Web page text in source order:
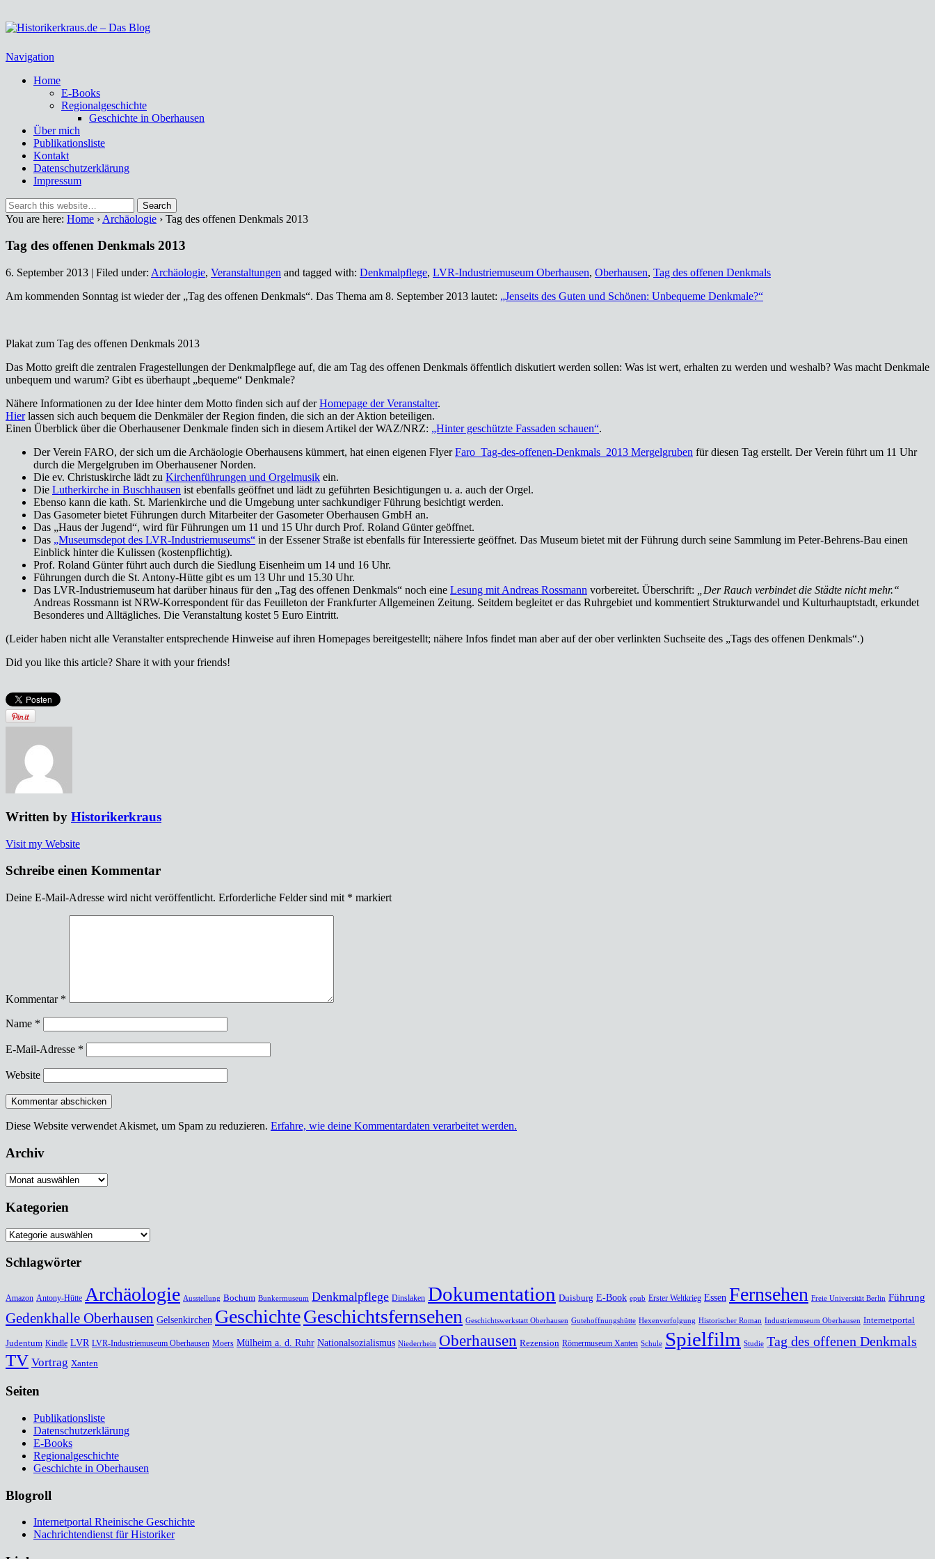
Navigation
Home
E-Books
Regionalgeschichte
Geschichte in Oberhausen
Über mich
Publikationsliste
Kontakt
Datenschutzerklärung
Impressum
You are here: Home › Archäologie › Tag des offenen Denkmals 2013
Tag des offenen Denkmals 2013
6. September 2013 | Filed under: Archäologie, Veranstaltungen and tagged with: Denkmalpflege, LVR-Industriemuseum Oberhausen, Oberhausen, Tag des offenen Denkmals
Am kommenden Sonntag ist wieder der „Tag des offenen Denkmals“. Das Thema am 8. September 2013 lautet: „Jenseits des Guten und Schönen: Unbequeme Denkmale?“
Plakat zum Tag des offenen Denkmals 2013
Das Motto greift die zentralen Fragestellungen der Denkmalpflege auf, die am Tag des offenen Denkmals öffentlich diskutiert werden sollen: Was ist wert, erhalten zu werden und weshalb? Was macht Denkmale
unbequem und warum? Gibt es überhaupt „bequeme“ Denkmale?
Nähere Informationen zu der Idee hinter dem Motto finden sich auf derHomepage der Veranstalter.
Hierlassen sich auch bequem die Denkmäler der Region finden, die sich an der Aktion beteiligen.
Einen Überblick über die Oberhausener Denkmale finden sich in diesem Artikel der WAZ/NRZ: „Hinter geschützte Fassaden schauen“.
Der Verein FARO, der sich um die Archäologie Oberhausens kümmert, hat einen eigenen FlyerFaro_Tag-des-offenen-Denkmals_2013 Mergelgruben für diesen Tag erstellt. Der Verein führt um 11 Uhr
durch die Mergelgruben im Oberhausener Norden.
Die ev. Christuskirche lädt zu Kirchenführungen und Orgelmusik ein.
Die Lutherkirche in Buschhausen ist ebenfalls geöffnet und lädt zu geführten Besichtigungen u. a. auch der Orgel.
Ebenso kann die kath. St. Marienkirche und die Umgebung unter sachkundiger Führung besichtigt werden.
Das Gasometer bietet Führungen durch Mitarbeiter der Gasometer Oberhausen GmbH an.
Das „Haus der Jugend“, wird für Führungen um 11 und 15 Uhr durch Prof. Roland Günter geöffnet.
Das „Museumsdepot des LVR-Industriemuseums“ in der Essener Straße ist ebenfalls für Interessierte geöffnet. Das Museum bietet mit der Führung durch seine Sammlung im Peter-Behrens-Bau einen
Einblick hinter die Kulissen (kostenpflichtig).
Prof. Roland Günter führt auch durch die Siedlung Eisenheim um 14 und 16 Uhr.
Führungen durch die St. Antony-Hütte gibt es um 13 Uhr und 15.30 Uhr.
Das LVR-Industriemuseum hat darüber hinaus für den „Tag des offenen Denkmals“ noch eine Lesung mit Andreas Rossmann vorbereitet. Überschrift:
„Der Rauch verbindet die Städte nicht mehr.“
Andreas Rossmann ist NRW-Korrespondent für das Feuilleton der Frankfurter Allgemeinen Zeitung. Seitdem begleitet er das Ruhrgebiet und kommentiert Strukturwandel und Kulturhauptstadt, erkundet
Besonderes und Alltägliches. Die Veranstaltung kostet 5 Euro Eintritt.
(Leider haben nicht alle Veranstalter entsprechende Hinweise auf ihren Homepages bereitgestellt; nähere Infos findet man aber auf der ober verlinkten Suchseite des „Tags des offenen Denkmals“.)
Did you like this article? Share it with your friends!
Written by Historikerkraus
Visit my Website
Schreibe einen Kommentar
Deine E-Mail-Adresse wird nicht veröffentlicht. Erforderliche Felder sind mit * markiert
Kommentar *
Name *
E-Mail-Adresse *
Website
Diese Website verwendet Akismet, um Spam zu reduzieren. Erfahre, wie deine Kommentardaten verarbeitet werden.
Archiv
Archiv
Kategorien
Kategorien
Schlagwörter
Amazon Antony-Hütte Archäologie Ausstellung Bochum Bunkermuseum Denkmalpflege Dinslaken Dokumentation Duisburg E-Book epub Erster Weltkrieg Essen Fernsehen Freie Universität Berlin Führung
Gedenkhalle Oberhausen Gelsenkirchen GeschichteGeschichtsfernsehen Geschichtswerkstatt Oberhausen Gutehoffnungshütte Hexenverfolgung Historischer Roman Industriemuseum Oberhausen Internetportal
Judentum Kindle LVR LVR-Industriemuseum Oberhausen Moers Mülheim a. d. Ruhr Nationalsozialismus Niederrhein Oberhausen Rezension Römermuseum Xanten Schule Spielfilm Studie Tag des offenen Denkmals
TV Vortrag Xanten
Seiten
Publikationsliste
Datenschutzerklärung
E-Books
Regionalgeschichte
Geschichte in Oberhausen
Blogroll
Internetportal Rheinische Geschichte
Nachrichtendienst für Historiker